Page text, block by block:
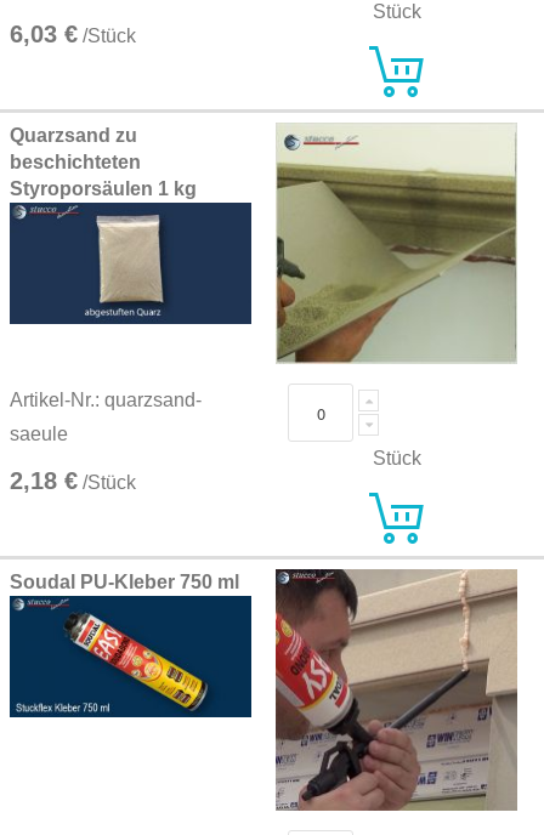
6,03 € /Stück
Stück
Quarzsand zu
beschichteten
Styroporsäulen 1 kg
Artikel-Nr.: quarzsand-
saeule
2,18 € /Stück
Stück
Soudal PU-Kleber 750 ml